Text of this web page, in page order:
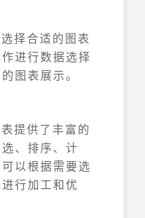
择合适的图表
进行数据选择
图表展示。
提供了丰富的
、排序、计
以根据需要选
行加工和优